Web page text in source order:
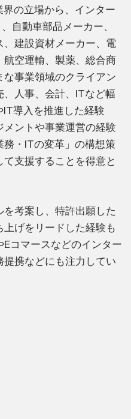
の立場から、インター
自動車部品メーカー、
建設資材メーカー、電
空運輸、製薬、総合商
事業領域のクライアン
、人事、会計、ITなど幅
IT導入を推進した経験
メントや事業運営の経験
務・ITの変革」の構想策
支援することを得意と
考案し、特許出願した
げをリードした経験も
コマースなどのインター
携などにも注力してい